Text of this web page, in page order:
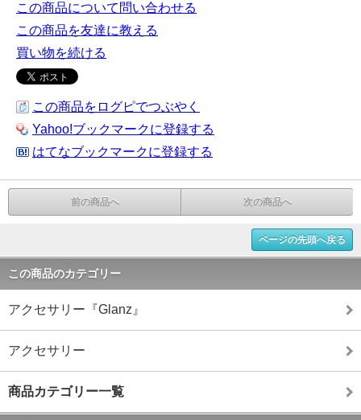
この商品について問い合わせる
この商品を友達に教える
買い物を続ける
この商品をログピでつぶやく
Yahoo!ブックマークに登録する
はてなブックマークに登録する
前の商品へ 次の商品へ
ページの先頭へ戻る
この商品のカテゴリー
アクセサリー『Glanz』
アクセサリー
商品カテゴリー一覧